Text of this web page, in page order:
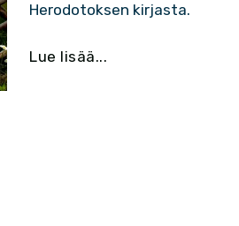
Herodotoksen kirjasta.
Lue lisää...